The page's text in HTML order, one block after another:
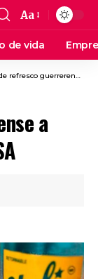
Aa
de vida
guerrerense a marca de Coca-Cola FEMSA
a